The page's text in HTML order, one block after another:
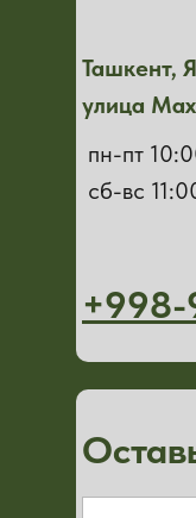
Ташкент,
улица
пн-пт
сб-вс